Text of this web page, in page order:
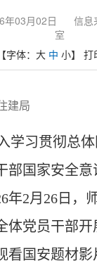
年03月02日 信息
室
【字体： 大 中 小】 打
建局
学习贯彻总体
部国家安全
年2月26日，
体党员干部
看国安题材